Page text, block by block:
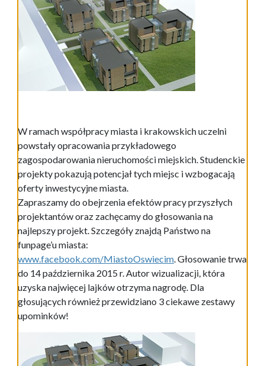
W ramach współpracy miasta i krakowskich uczelni
powstały opracowania przykładowego
zagospodarowania nieruchomości miejskich. Studenckie
projekty pokazują potencjał tych miejsc i wzbogacają
oferty inwestycyjne miasta.
Zapraszamy do obejrzenia efektów pracy przyszłych
projektantów oraz zachęcamy do głosowania na
najlepszy projekt. Szczegóły znajdą Państwo na
funpage’u miasta:
www.facebook.com/MiastoOswiecim. Głosowanie trwa
do 14 października 2015 r. Autor wizualizacji, która
uzyska najwięcej lajków otrzyma nagrodę. Dla
głosujących również przewidziano 3 ciekawe zestawy
upominków!